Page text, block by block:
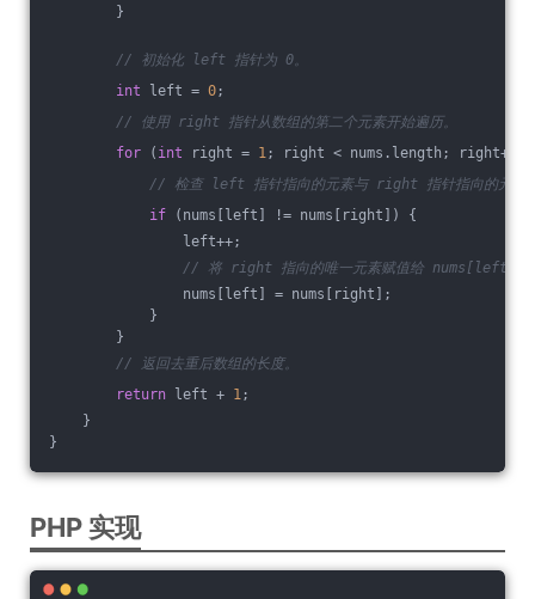
}
// 初始化 left 指针为 0。
int left = 0;
// 使用 right 指针从数组的第二个元素开始遍历。
for ( int right = 1; right < nums.length; right++)
// 检查 left 指针指向的元素与 right 指针指向的元素
if (nums[left] != nums[right]) {
left++;
// 将 right 指向的唯一元素赋值给 nums[left]。
nums[left] = nums[right];
}
}
// 返回去重后数组的长度。
return left + 1;
}
}
PHP 实现